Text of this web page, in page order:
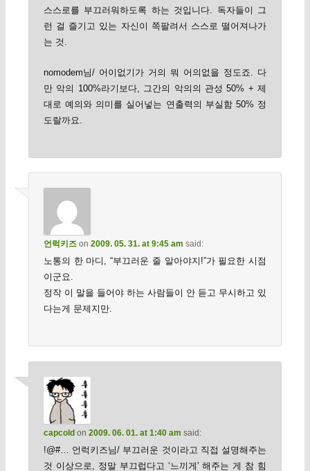
스스로를 부끄러워하도록 하는 것입니다. 독자들이 그
런 걸 즐기고 있는 자신이 쪽팔려서 스스로 떨어져나가
는 것.
nomodem님/ 어이없기가 거의 뭐 어의없을 정도죠. 다
만 악의 100%라기보다, 그간의 악의의 관성 50% + 제
대로 예의와 의미를 실어넣는 연출력의 부실함 50% 정
도랄까요.
언럭키즈on 2009. 05. 31. at 9:45 am said:
노통의 한 마디, “부끄러운 줄 알아야지!”가 필요한 시점
이군요.
정작 이 말을 들어야 하는 사람들이 안 듣고 무시하고 있
다는게 문제지만.
capcoldon 2009. 06. 01. at 1:40 am said:
!@#… 언럭키즈님/ 부끄러운 것이라고 직접 설명해주는
것 이상으로, 정말 부끄럽다고 ‘느끼게’ 해주는 게 참 힘